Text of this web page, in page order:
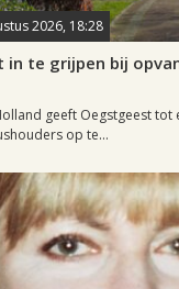
2026, 18:28
in te grijpen bij
geeft Oegstgeest tot
op te...